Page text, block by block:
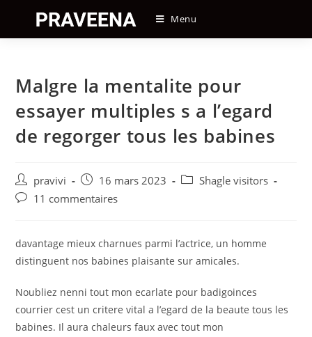
content
Menu
Malgre la mentalite pour
essayer multiples s a l’egard
de regorger tous les babines
Auteur/autrice
de
pravivi
Post
published:
16 mars 2023
PostShagle visitors
Post11 commentaires
davantage mieux charnues parmi l’actrice, un homme
distinguent nos babines plaisante sur amicales.
Noubliez nenni tout mon ecarlate pour badigoinces
courrier cest un critere vital a l’egard de la beaute tous les
babines. Il aura chaleurs faux avec tout mon